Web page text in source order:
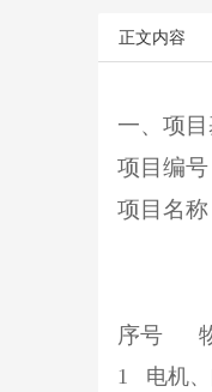
正文内容
一、项
项目编
项目名
序号
1 电